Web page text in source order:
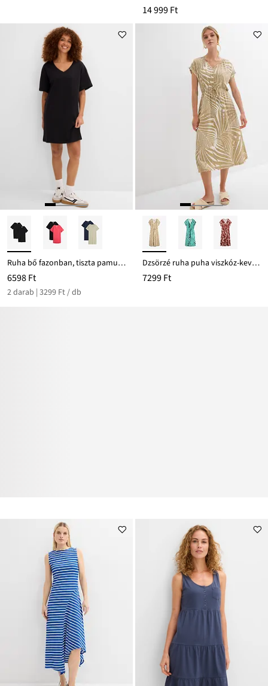
14 999 Ft
Ruha bő fazonban, tiszta pamutból (2 db-os csomag)
6598 Ft
2 darab | 3299 Ft / db
Dzsörzé ruha puha viszkóz-keverékből
7299 Ft